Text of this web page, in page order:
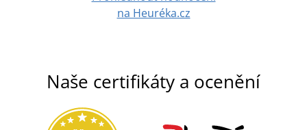
na Heuréka.cz
Naše certifikáty a ocenění